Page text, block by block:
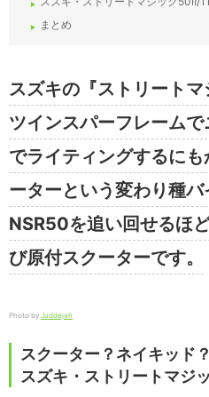
まとめ
スズキの『ストリート
ツインスパーフレーム
でライティングするに
ーターという変わり種
NSR50を追い回せるほ
び原付スクーターです。
Photo by Juddejah
スクーター？ネイキッド
スズキ・ストリートマジ